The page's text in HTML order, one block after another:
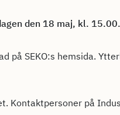
den 18 maj, kl. 15.00.
på SEKO:s hemsida.
Kontaktpersoner på